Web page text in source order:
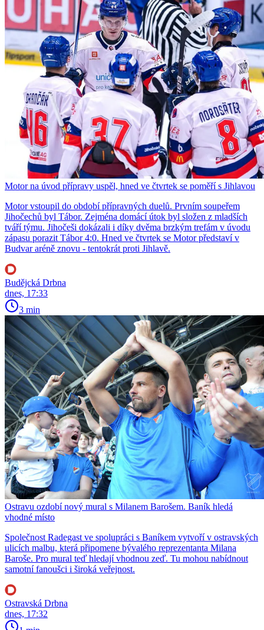
Motor na úvod přípravy uspěl, hned ve čtvrtek se poměří s Jihlavou
Motor vstoupil do období přípravných duelů. Prvním soupeřem
Jihočechů byl Tábor. Zejména domácí útok byl složen z mladších
tváří týmu. Jihočeši dokázali i díky dvěma brzkým trefám v úvodu
zápasu porazit Tábor 4:0. Hned ve čtvrtek se Motor představí v
Budvar aréně znovu - tentokrát proti Jihlavě.
Budějcká Drbna
dnes, 17:33
3 min
Ostravu ozdobí nový mural s Milanem Barošem. Baník hledá
vhodné místo
Společnost Radegast ve spolupráci s Baníkem vytvoří v ostravských
ulicích malbu, která připomene bývalého reprezentanta Milana
Baroše. Pro mural teď hledají vhodnou zeď. Tu mohou nabídnout
samotní fanoušci i široká veřejnost.
Ostravská Drbna
dnes, 17:32